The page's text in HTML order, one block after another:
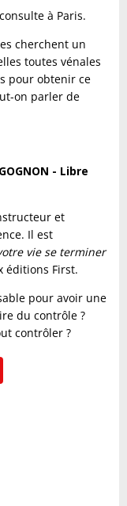
à Paris.
cherchent un
toutes vénales
pour obtenir ce
on parler de
- Libre
et
Il est
vie se terminer
éditions First.
pour avoir une
du contrôle ?
contrôler ?